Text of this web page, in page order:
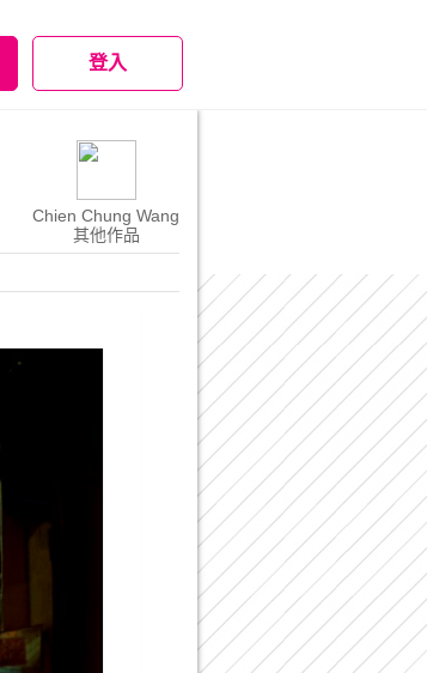
登入
Chien Chung Wang
其他作品